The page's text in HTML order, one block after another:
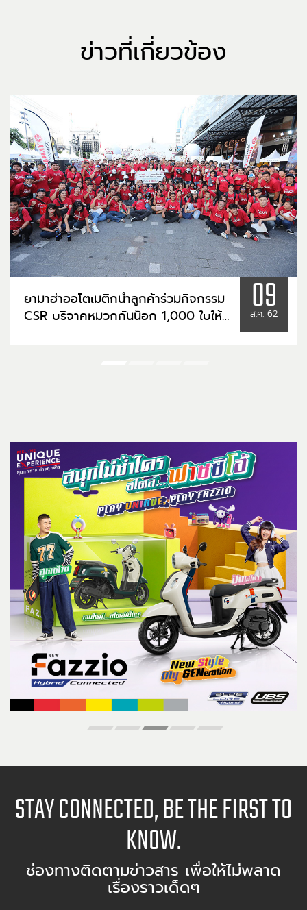
ข่าวที่เกี่ยวข้อง
ยามาฮ่าออโตเมติกนำลูกค้าร่วมกิจกรรม
CSR บริจาคหมวกกันน็อก 1,000 ใบให้
09
ส.ค. 62
STAY CONNECTED, BE THE FIRST TO
KNOW.
ช่องทางติดตามข่าวสาร เพื่อให้ไม่พลาด
เรื่องราวเด็ดๆ